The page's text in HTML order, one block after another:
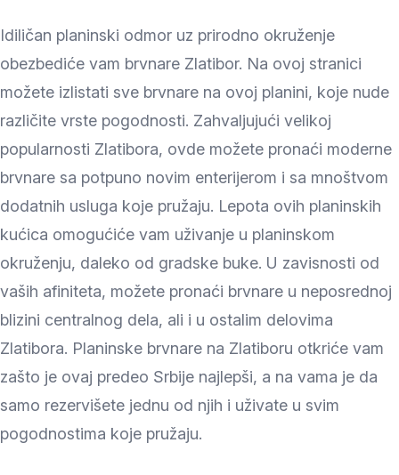
Idiličan planinski odmor uz prirodno okruženje
obezbediće vam brvnare Zlatibor. Na ovoj stranici
možete izlistati sve brvnare na ovoj planini, koje nude
različite vrste pogodnosti. Zahvaljujući velikoj
popularnosti Zlatibora, ovde možete pronaći moderne
brvnare sa potpuno novim enterijerom i sa mnoštvom
dodatnih usluga koje pružaju. Lepota ovih planinskih
kućica omogućiće vam uživanje u planinskom
okruženju, daleko od gradske buke. U zavisnosti od
vaših afiniteta, možete pronaći brvnare u neposrednoj
blizini centralnog dela, ali i u ostalim delovima
Zlatibora. Planinske brvnare na Zlatiboru otkriće vam
zašto je ovaj predeo Srbije najlepši, a na vama je da
samo rezervišete jednu od njih i uživate u svim
pogodnostima koje pružaju.